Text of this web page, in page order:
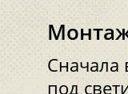
Сначала
под